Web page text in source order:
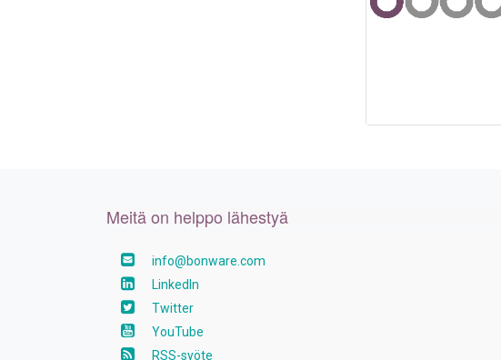
Meitä on helppo lähestyä
info@bonware.com
LinkedIn
Twitter
YouTube
RSS-syöte